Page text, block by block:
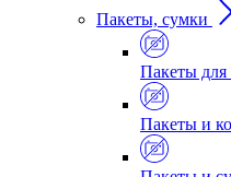
Пакеты, сумки
Пакеты для
Пакеты и